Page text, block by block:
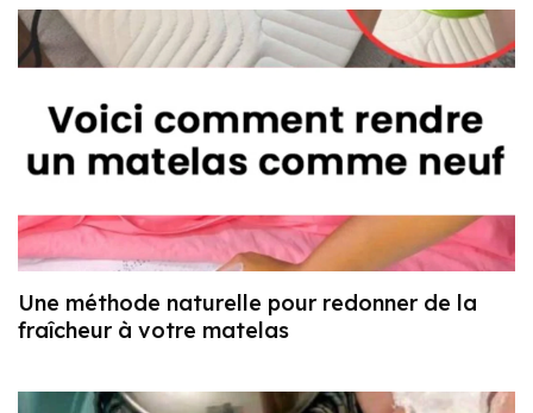
Une méthode naturelle pour redonner de la
fraîcheur à votre matelas